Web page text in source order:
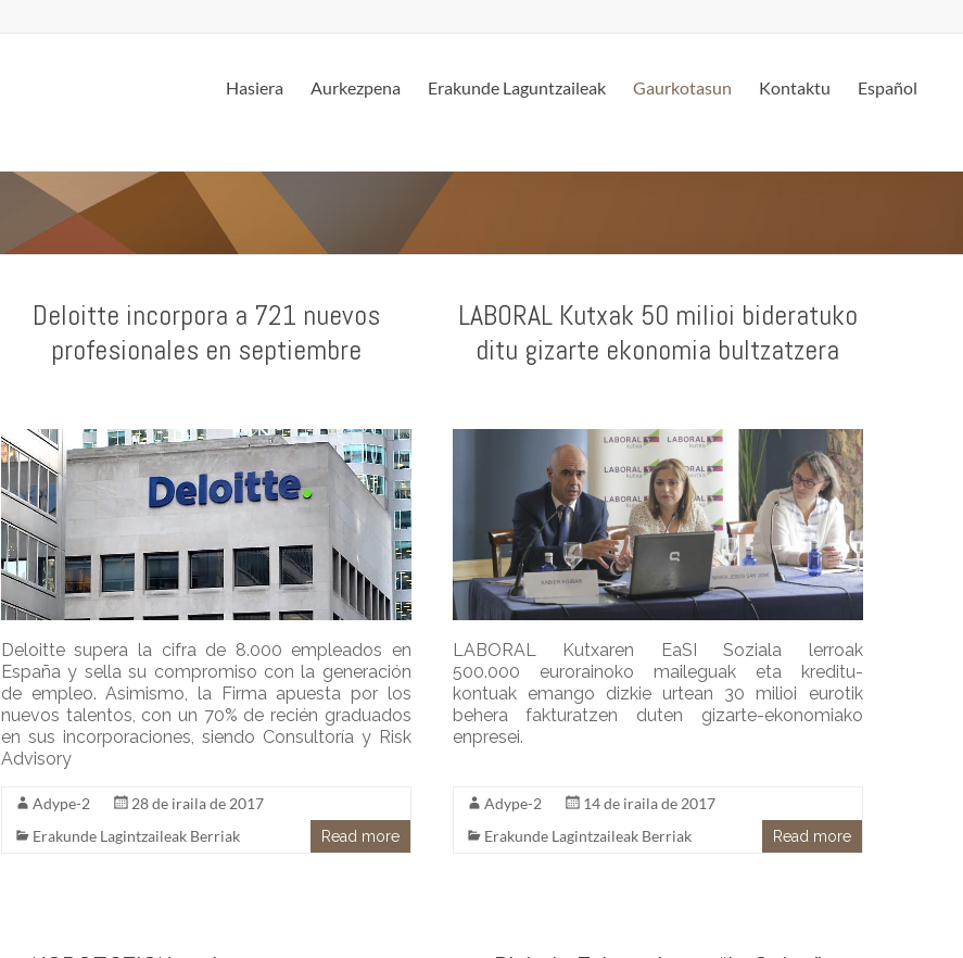
Hasiera Aurkezpena Erakunde Laguntzaileak Gaurkotasun Kontaktu Español
Deloitte incorpora a 721 nuevos
profesionales en septiembre
Deloitte supera la cifra de 8.000 empleados en
España y sella su compromiso con la generación
de empleo. Asimismo, la Firma apuesta por los
nuevos talentos, con un 70% de recién graduados
en sus incorporaciones, siendo Consultoría y Risk
Advisory
Adype-2
28 de iraila de 2017
Erakunde Lagintzaileak Berriak
Read more
LABORAL Kutxak 50 milioi bideratuko
ditu gizarte ekonomia bultzatzera
LABORAL Kutxaren EaSI Soziala lerroak
500.000 eurorainoko maileguak eta kreditu-
kontuak emango dizkie urtean 30 milioi eurotik
behera fakturatzen duten gizarte-ekonomiako
enpresei.
Adype-2
14 de iraila de 2017
Erakunde Lagintzaileak Berriak
Read more